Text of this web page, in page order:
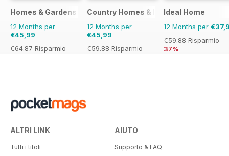
Homes & Gardens
12 Months per
€45,99
€64.87 Risparmio
Country Homes & Interiors
12 Months per
€45,99
€59.88 Risparmio
Ideal Home
12 Months per
€59.88 Risparmio
37%
ALTRI LINK
Tutti i titoli
AIUTO
Supporto & FAQ